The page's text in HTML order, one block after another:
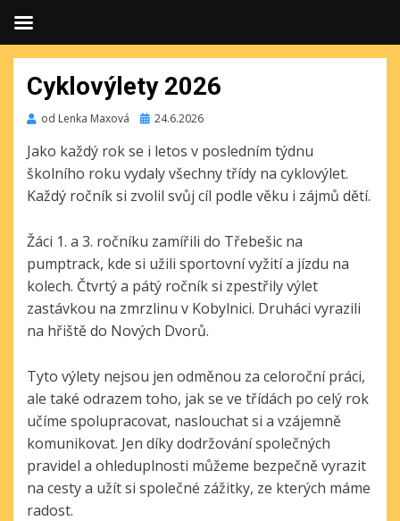
Cyklovýlety 2026
od Lenka Maxová Publikováno
24.6.2026
Jako každý rok se i letos v posledním týdnu
školního roku vydaly všechny třídy na cyklovýlet.
Každý ročník si zvolil svůj cíl podle věku i zájmů dětí.
Žáci 1. a 3. ročníku zamířili do Třebešic na
pumptrack, kde si užili sportovní vyžití a jízdu na
kolech. Čtvrtý a pátý ročník si zpestřily výlet
zastávkou na zmrzlinu v Kobylnici. Druháci vyrazili
na hřiště do Nových Dvorů.
Tyto výlety nejsou jen odměnou za celoroční práci,
ale také odrazem toho, jak se ve třídách po celý rok
učíme spolupracovat, naslouchat si a vzájemně
komunikovat. Jen díky dodržování společných
pravidel a ohleduplnosti můžeme bezpečně vyrazit
na cesty a užít si společné zážitky, ze kterých máme
radost.